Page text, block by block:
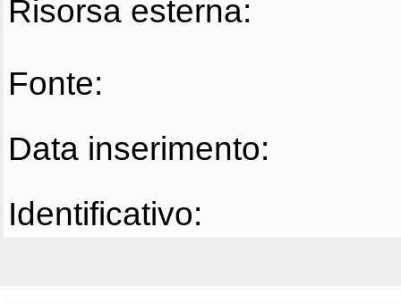
Risorsa esterna:
Fonte:
Data inserimento:
Identificativo: